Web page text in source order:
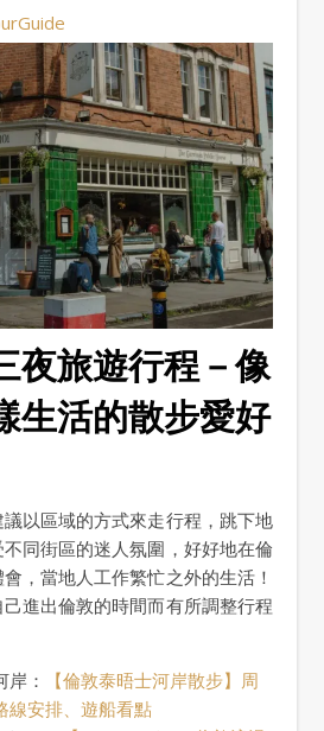
夜旅遊行程－像
生活的散步愛好
以區域的方式來走行程，跳下地
同街區的迷人氛圍，好好地在倫
，當地人工作繁忙之外的生活！
進出倫敦的時間而有所調整行程
岸：
【倫敦泰晤士河岸散步】周
線安排、遊船看點